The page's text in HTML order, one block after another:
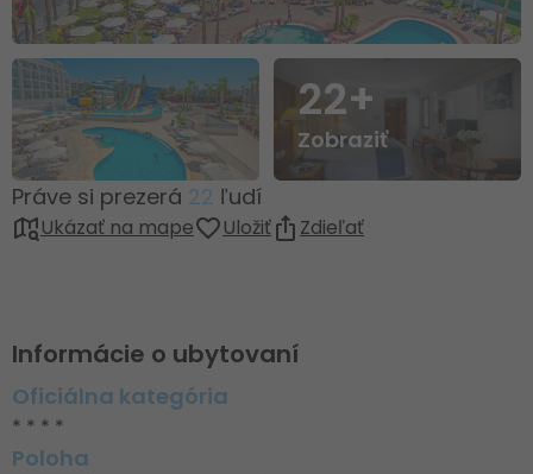
22+
Zobraziť
Práve si prezerá 22 ľudí
Ukázať na mape Uložiť Zdieľať
Informácie o ubytovaní
Oficiálna kategória
* * * *
Poloha